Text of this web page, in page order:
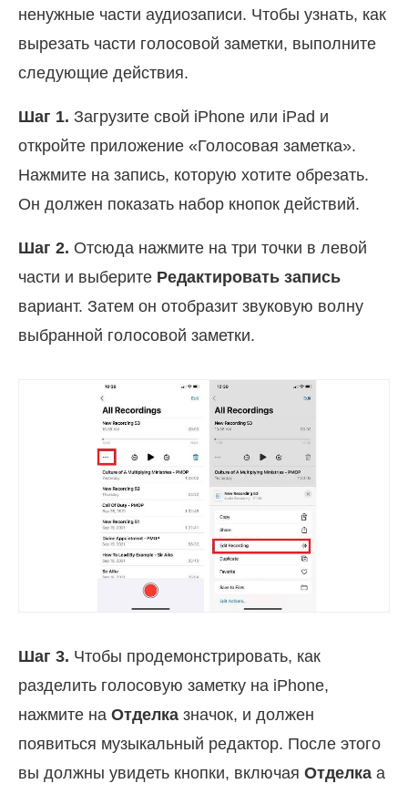
ненужные части аудиозаписи. Чтобы узнать, как
вырезать части голосовой заметки, выполните
следующие действия.
Шаг 1. Загрузите свой iPhone или iPad и
откройте приложение «Голосовая заметка».
Нажмите на запись, которую хотите обрезать.
Он должен показать набор кнопок действий.
Шаг 2. Отсюда нажмите на три точки в левой
части и выберите Редактировать запись
вариант. Затем он отобразит звуковую волну
выбранной голосовой заметки.
Шаг 3. Чтобы продемонстрировать, как
разделить голосовую заметку на iPhone,
нажмите на Отделка значок, и должен
появиться музыкальный редактор. После этого
вы должны увидеть кнопки, включая Отделка а